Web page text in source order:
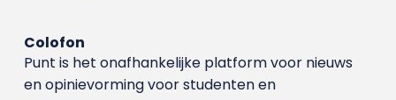
Colofon
Punt is het onafhankelijke platform voor nieuws
en opinievorming voor studenten en